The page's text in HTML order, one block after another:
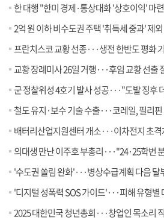
한 대행 "한미 경제·통상대화 '상호이익' 마
2억 원 이하 비수도권 주택 '취득세 중과' 제외
프란치스코 교황 선종···생전 한반도 평화
교황 장례미사 26일 거행···후임 교황 선출
군 정찰위성 4호기 발사 성공···"도발 징후 더
철도 유지·보수 기술 수출···코레일, 필리
배터리산업지원센터 개소···이차전지 초격
의대생 만난 이주호 부총리···"24·25학번
'수도권 쏠림 완화'···병상수급계획 다음 달
'디지털 성폭력 SOS 가이드'···피해 유형별
2025 대한민국 청년총회···창업인 목소리